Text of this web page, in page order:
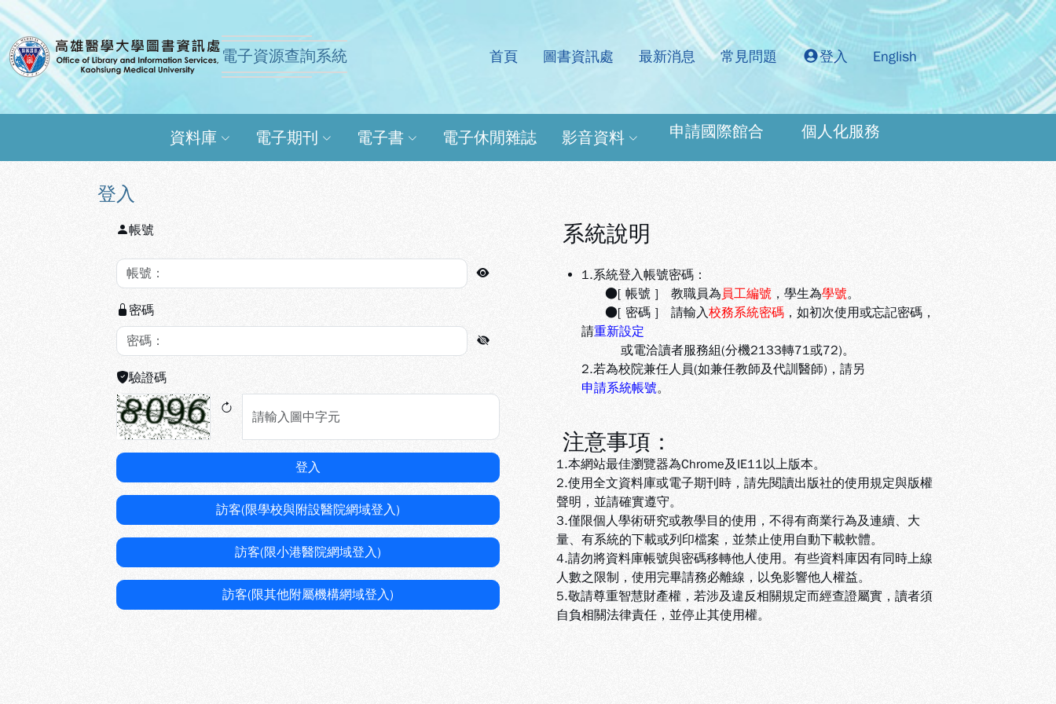
跳到主要內容
:::
高雄醫學大學圖書資訊處電子資源查詢系統
電子資源查詢系統 首頁 圖書資訊處 最新消息 常見問題 登入 English
資料庫 電子期刊 電子書 電子休閒雜誌 影音資料 申請國際館合 個人化服務
:::
登入
帳號
密碼
驗證碼
登入
訪客(限學校與附設醫院網域登入)
訪客(限小港醫院網域登入)
訪客(限其他附屬機構網域登入)
系統說明
1.系統登入帳號密碼：
●[ 帳號 ] 教職員為員工編號 ，學生為學號。
●[ 密碼 ] 請輸入校務系統密碼 ，如初次使用或忘記密碼，
請重新設定
或電洽讀者服務組(分機2133轉71或72)。
2.若為校院兼任人員(如兼任教師及代訓醫師)，請另
申請系統帳號。
注意事項：
1.本網站最佳瀏覽器為Chrome及IE11以上版本。
2.使用全文資料庫或電子期刊時，請先閱讀出版社的使用規定與版權
聲明，並請確實遵守。
3.僅限個人學術研究或教學目的使用，不得有商業行為及連續、大
量、有系統的下載或列印檔案，並禁止使用自動下載軟體。
4.請勿將資料庫帳號與密碼移轉他人使用。有些資料庫因有同時上線
人數之限制，使用完畢請務必離線，以免影響他人權益。
5.敬請尊重智慧財產權，若涉及違反相關規定而經查證屬實，讀者須
自負相關法律責任，並停止其使用權。